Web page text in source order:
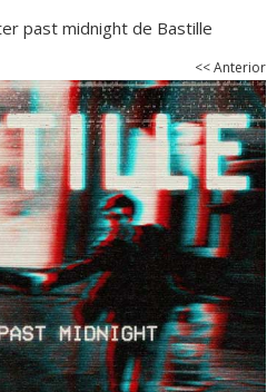
past midnight de Bastille
<< Anterior